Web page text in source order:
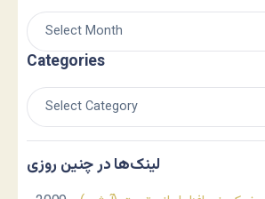
Categories
لینک‌ها در چنین روزی